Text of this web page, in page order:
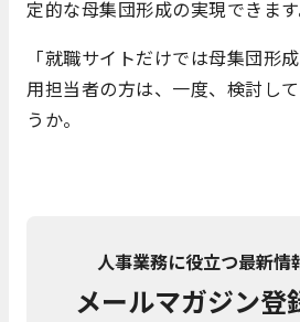
定的な母集団形成の実現できます
「就職サイトだけでは母集団形
用担当者の方は、一度、検討し
うか。
人事業務に役立つ最新情
メールマガジン登